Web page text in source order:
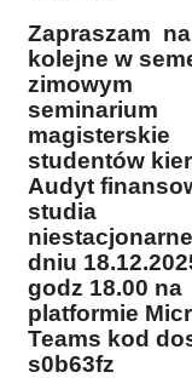
Zapraszam na
kolejne w
zimowym
seminarium
magisterskie
studentów
Audyt
studia
dniu
godz 18.00 na
platformie
Teams kod
s0b63fz